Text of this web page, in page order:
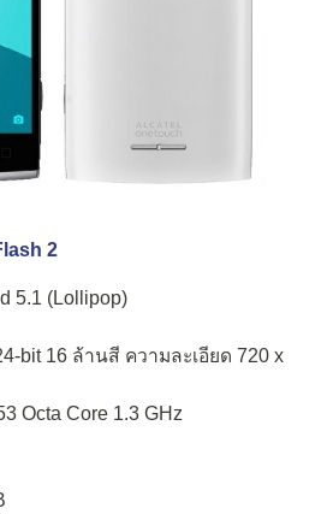
2
5.1 (Lollipop)
bit 16 ล้านสี ความละเอียด 720 x
Octa Core 1.3 GHz